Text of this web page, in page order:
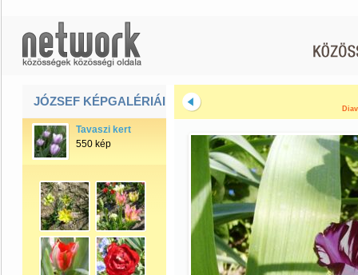
JÓZSEF KÉPGALÉRIÁI
Tavaszi kert
550 kép